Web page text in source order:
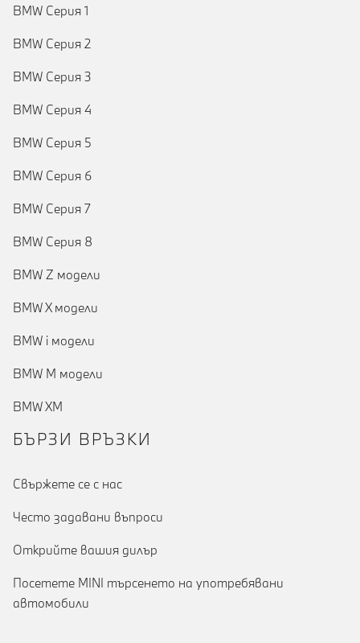
BMW Серия 1
BMW Серия 2
BMW Серия 3
BMW Серия 4
BMW Серия 5
BMW Серия 6
BMW Серия 7
BMW Серия 8
BMW Z модели
BMW X модели
BMW i модели
BMW M модели
BMW XM
БЪРЗИ ВРЪЗКИ
Cвържете се с нас
Често задавани въпроси
Открийте вашия дилър
Посетете MINI търсенето на употребявани
автомобили